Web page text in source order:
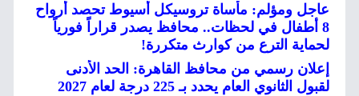
عاجل ومؤلم: مأساة تروسيكل أسيوط تحصد أرواح
8 أطفال في لحظات.. محافظ يصدر قراراً فورياً
لحماية الترع من كوارث متكررة!
إعلان رسمي من محافظ القاهرة: الحد الأدنى
لقبول الثانوي العام يحدد بـ 225 درجة لعام 2027